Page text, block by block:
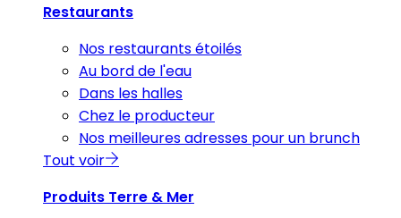
Restaurants
Nos restaurants étoilés
Au bord de l'eau
Dans les halles
Chez le producteur
Nos meilleures adresses pour un brunch
Tout voir
Produits Terre & Mer